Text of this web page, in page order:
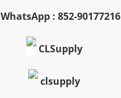
WhatsApp : 852-90177216
CLSupply
clsupply